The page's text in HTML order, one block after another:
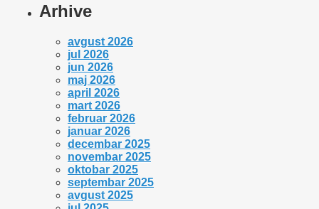
Arhive
avgust 2026
jul 2026
jun 2026
maj 2026
april 2026
mart 2026
februar 2026
januar 2026
decembar 2025
novembar 2025
oktobar 2025
septembar 2025
avgust 2025